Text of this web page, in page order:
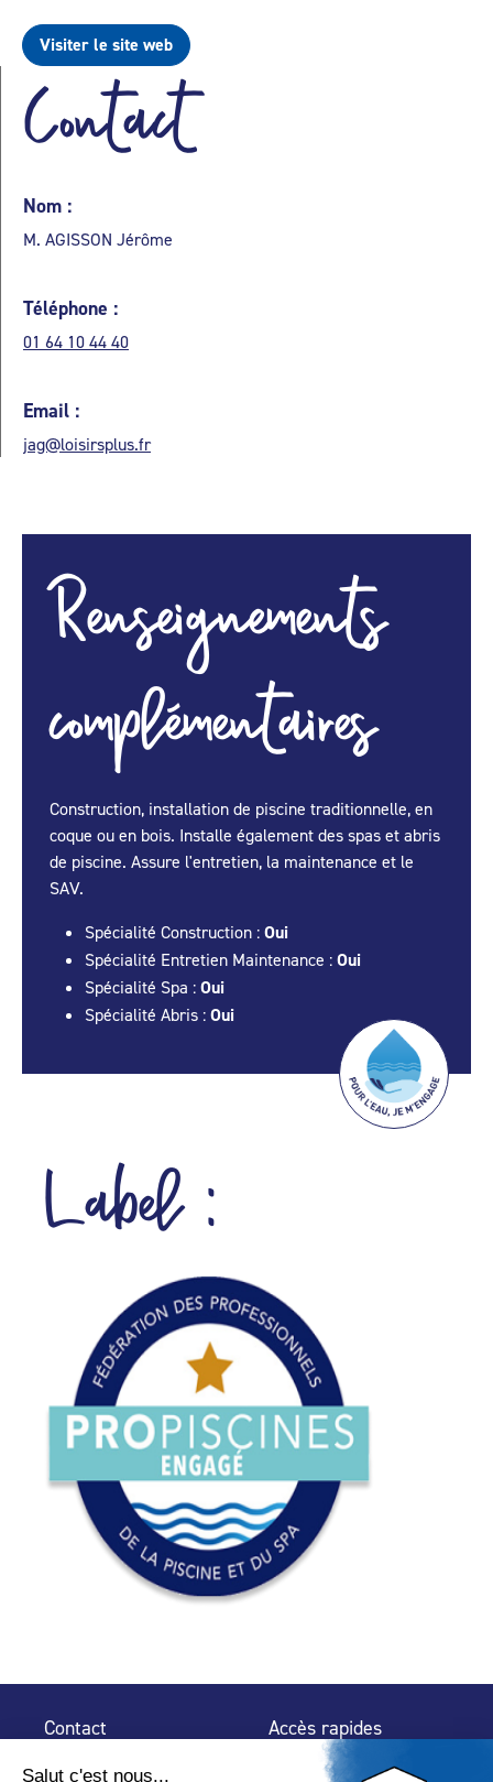
Visiter le site web
Contact
Nom :
M. AGISSON Jérôme
Téléphone :
01 64 10 44 40
Email :
jag@loisirsplus.fr
Renseignements
complémentaires
Construction, installation de piscine traditionnelle, en
coque ou en bois. Installe également des spas et abris
de piscine. Assure l'entretien, la maintenance et le
SAV.
Spécialité Construction : Oui
Spécialité Entretien Maintenance : Oui
Spécialité Spa : Oui
Spécialité Abris : Oui
Label :
Contact
32 rue de Mogador
Accès rapides
Espace Presse